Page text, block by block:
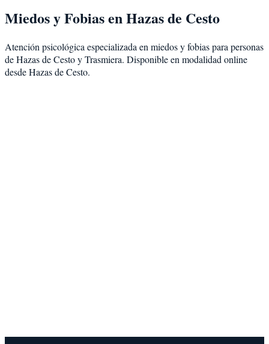
Miedos y FobiasenHazas de Cesto
Atención psicológica especializada en miedos y fobiaspara personas
deHazas de CestoyTrasmiera. Disponible en modalidad online
desde Hazas de Cesto.